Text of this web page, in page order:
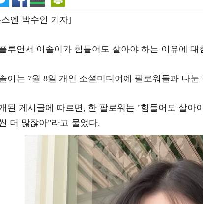
엔 박수인 기자]
루언서 이솔이가 힘들어도 살아야 하는 이유에 대
이는 7월 8일 개인 소셜미디어에 팔로워들과 나
된 게시글에 따르면, 한 팔로워는 "힘들어도 살아
더 많잖아"라고 물었다.